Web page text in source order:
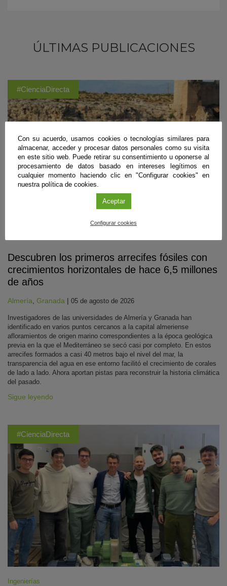
ÚLTIMAS PUBLICACIONES
#CienciaDirecta
Descubren los primeros arrecifes fósiles con
crecimientos horizontales de hace 6,5 millones
de años
Almería, Granada | 05 de agosto de 2026
Investigadores de las universidades de Almería y Granada han
identificado en varios puntos cercanos a la capital almeriense
afloramientos de origen marino correspondientes a la época geológica
previa en la que el Mediterráneo se secó casi por completo. En estos
arrecifes formados a casi 40 metros bajo el nivel del mar, la
transparencia del agua en ese entorno facilitó el crecimiento de corales
de lado a lado. Ahora aportan pistas para reconstruir la historia climática
del pasado.
Sigue leyendo
#CienciaDirecta
Ingenierías
Con su acuerdo, usamos cookies o tecnologías similares para
almacenar, acceder y procesar datos personales como su visita
en este sitio web. Puede retirar su consentimiento u oponerse al
procesamiento de datos basado en intereses legítimos en
cualquier momento haciendo clic en "Configurar cookies" en
nuestra política de cookies.
Aceptar
Configurar cookies